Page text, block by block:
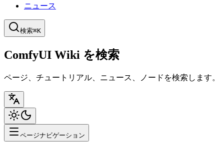
ニュース
検索⌘K
ComfyUI Wiki を検索
ページ、チュートリアル、ニュース、ノードを検索します。
ページナビゲーション